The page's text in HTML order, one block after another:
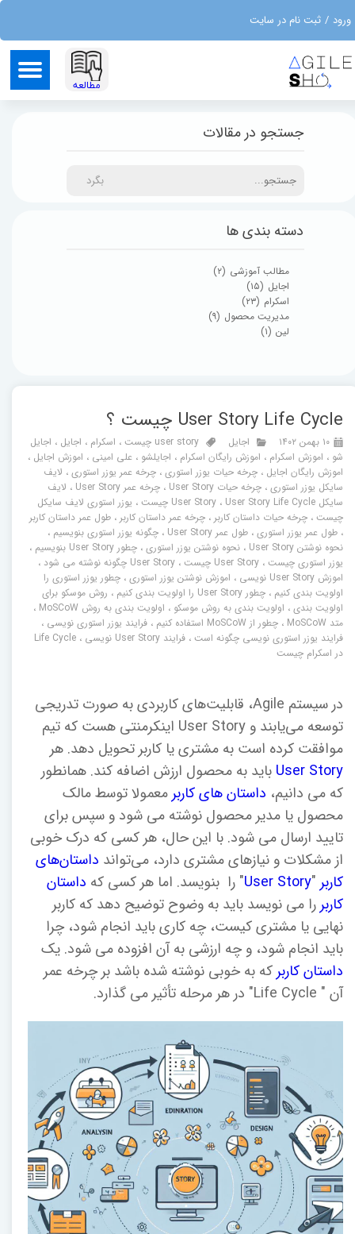
ورود / ثبت نام در سایت
حساب کاربری من
تغییر گذر واژه
​مطالعه
User Story Life Cycle چیست ؟
۱۰ بهمن ۱۴۰۲ اجایل user story چیست ، اسکرام ، اجایل ، اجایل
شو ، اموزش اسکرام ، اموزش رایگان اسکرام ، اجایلشو ، علی امینی ، اموزش اجایل ،
اموزش رایگان اجایل ، چرخه حیات یوزر استوری ، چرخه عمر یوزر استوری ، لایف
سایکل یوزر استوری ، چرخه حیات User Story ، چرخه عمر User Story ، لایف
سایکل User Story
، User Story Life Cycle چیست ، یوزر استوری لایف سایکل
چیست ، چرخه حیات داستان کاربر ، چرخه عمر داستان کاربر ، طول عمر داستان کاربر
، طول عمر یوزر استوری ، طول عمر User Story ، چگونه یوزر استوری بنویسیم ،
نحوه نوشتن User Story
، نحوه نوشتن یوزر استوری ، چطور User Story بنویسیم
،
یوزر استوری چیست ، User Story چیست ، User Story چگونه نوشته می شود
،
اموزش User Story نویسی
، اموزش نوشتن یوزر استوری ، چطور یوزر استوری را
اولویت بندی کنیم ، چطور User Story را اولویت بندی کنیم ، روش موسکو برای
اولویت بندی ، اولویت بندی به روش موسکو ، اولویت بندی به روش MoSCoW
،
متد MoSCoW
، چطور از MoSCoW استفاده کنیم ، فرایند یوزر استوری نویسی ،
فرایند یوزر استوری نویسی چگونه است ، فرایند User Story نویسی ، Life Cycle
در اسکرام چیست
در سیستم Agile، قابلیت‌های کاربردی به صورت تدریجی
توسعه می‌یابند و User Story اینکرمنتی هست که تیم
موافقت کرده است به مشتری یا کاربر تحویل دهد. هر
User Story باید به محصول ارزش اضافه کند. همانطور
که می دانیم، داستان های کاربر معمولا توسط مالک
محصول یا مدیر محصول نوشته می شود و سپس برای
تایید ارسال می شود. با این حال، هر کسی که درک خوبی
از مشکلات و نیازهای مشتری دارد، می‌تواند داستان‌های
کاربر "
User Story" را بنویسد. اما هر کسی که داستان
کاربر را می نویسد باید به وضوح توضیح دهد که کاربر
نهایی یا مشتری کیست، چه کاری باید انجام شود، چرا
باید انجام شود، و چه ارزشی به آن افزوده می شود. یک
داستان کاربر که به خوبی نوشته شده باشد بر چرخه عمر
آن " Life Cycle" در هر مرحله تأثیر می گذارد.
دسته بندی ها
مطالب آموزشی (۲)
اجایل (۱۵)
اسکرام (۲۳)
مدیریت محصول (۹)
لین (۱)
جستجو در مقالات
بگرد